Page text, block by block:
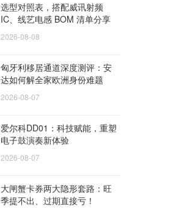
选型对照表，搭配威讯射频
IC、线艺电感 BOM 清单分享
2026-08-08
匈牙利移居通道深度测评：安
达如何解全家欧洲身份难题
2026-08-07
爱尔科DD01：科技赋能，重塑
电子鼓演奏新体验
2026-08-07
大闸蟹卡券两大隐形套路：旺
季提不出、过期直接亏！